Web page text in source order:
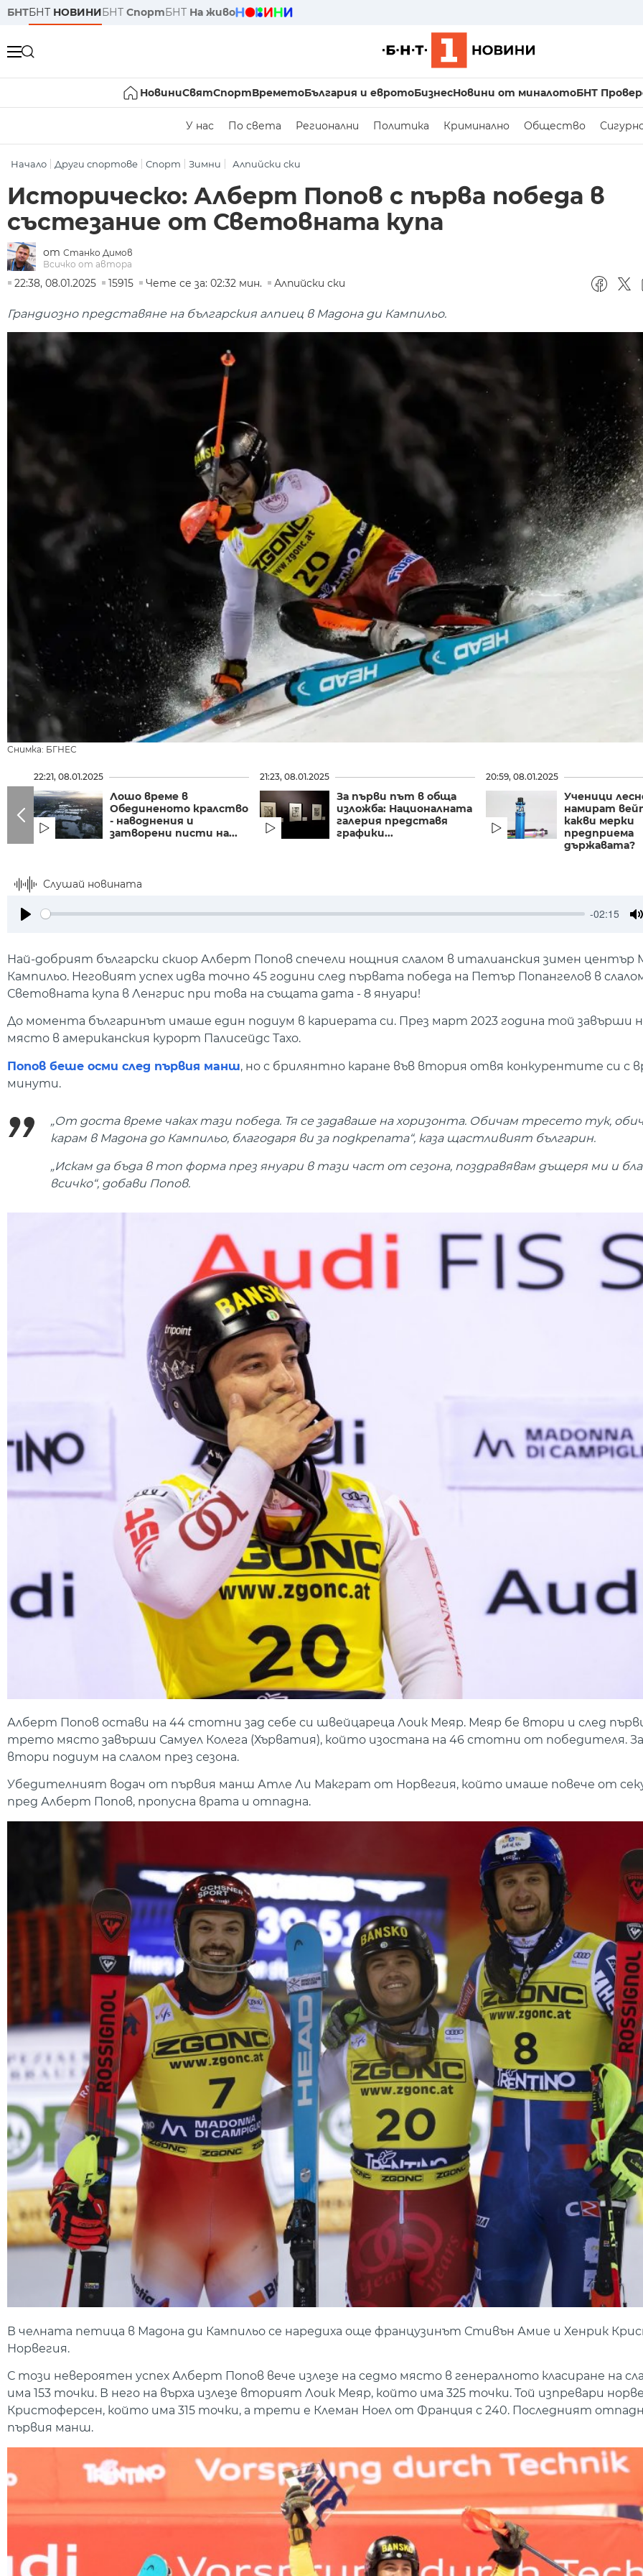
БНТБНТ НОВИНИБНТ СпортБНТ На живо
НовиниСвятСпортВреметоБългария и евротоБизнесНовини от миналотоБНТ
У нас По света Регионални Политика Криминално Общество
Начало Други спортове Спорт Зимни Алпийски ски
Историческо: Алберт Попов с първа победа в
състезание от Световната купа
от Станко Димов
Всичко от автора
22:38, 08.01.2025
15915 Чете се за: 02:32 мин. Алпийски ски
Грандиозно представяне на българския алпиец в Мадона ди Кампильо.
Снимка: БГНЕС
22:21, 08.01.2025
Лошо време в
Обединеното кралство
- наводнения и
затворени писти на...
21:23, 08.01.2025
За първи път в обща
изложба: Националната
галерия представя
графики...
20:59, 08.01.2025
Ученици
намират
какви мерки
предприема
държавата?
Слушай новината
-02:15
Най-добрият български скиор Алберт Попов спечели нощния слалом в италианския зимен център
Кампильо. Неговият успех идва точно 45 години след първата победа на Петър Попангелов в
Световната купа в Ленгрис при това на същата дата - 8 януари!
До момента българинът имаше един подиум в кариерата си. През март 2023 година той завърши
място в американския курорт Палисейдс Тахо.
Попов беше осми след първия манш, но с брилянтно каране във втория отвя конкурентите си с
минути.
„От доста време чаках тази победа. Тя се задаваше на хоризонта. Обичам тресето тук,
карам в Мадона до Кампильо, благодаря ви за подкрепата“, каза щастливият българин.
„Искам да бъда в топ форма през януари в тази част от сезона, поздравявам дъщеря ми и
всичко“, добави Попов.
Алберт Попов остави на 44 стотни зад себе си швейцареца Лоик Меяр. Меяр бе втори и след
трето място завърши Самуел Колега (Хърватия), който изостана на 46 стотни от победителя.
втори подиум на слалом през сезона.
Убедителният водач от първия манш Атле Ли Макграт от Норвегия, който имаше повече от
пред Алберт Попов, пропусна врата и отпадна.
В челната петица в Мадона ди Кампильо се наредиха още французинът Стивън Амие и Хенрик
Норвегия.
С този невероятен успех Алберт Попов вече излезе на седмо място в генералното класиране на
има 153 точки. В него на върха излезе вторият Лоик Меяр, който има 325 точки. Той изпревари
Кристоферсен, който има 315 точки, а трети е Клеман Ноел от Франция с 240. Последният
първия манш.